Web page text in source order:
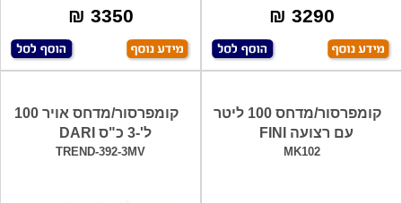
תוצרת א
3290 ₪
בוכנות,
3350 ₪
קומפרסור/מדחס 100 ליטר
עם רצועה FINI
MK102
קומפרסור/מדחס אויר 100
ל'-3 כ"ס DARI
TREND-392-3MV